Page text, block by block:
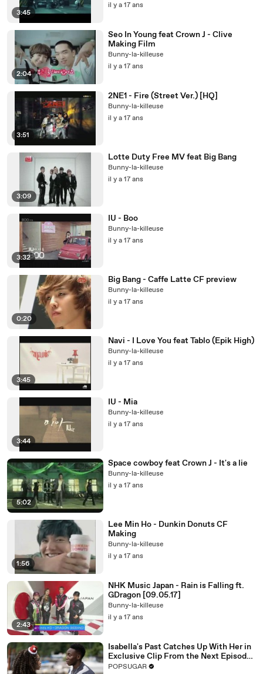
3:45
il y a 17 ans
2:04
Seo In Young feat Crown J - Clive
Making Film
Bunny-la-killeuse
il y a 17 ans
3:51
2NE1 - Fire (Street Ver.) [HQ]
Bunny-la-killeuse
il y a 17 ans
3:09
Lotte Duty Free MV feat Big Bang
Bunny-la-killeuse
il y a 17 ans
3:32
IU - Boo
Bunny-la-killeuse
il y a 17 ans
0:20
Big Bang - Caffe Latte CF preview
Bunny-la-killeuse
il y a 17 ans
3:45
Navi - I Love You feat Tablo (Epik High)
Bunny-la-killeuse
il y a 17 ans
3:44
IU - Mia
Bunny-la-killeuse
il y a 17 ans
5:02
Space cowboy feat Crown J - It's a lie
Bunny-la-killeuse
il y a 17 ans
1:56
Lee Min Ho - Dunkin Donuts CF
Making
Bunny-la-killeuse
il y a 17 ans
2:43
NHK Music Japan - Rain is Falling ft.
GDragon [09.05.17]
Bunny-la-killeuse
il y a 17 ans
Isabella's Past Catches Up With Her in
Exclusive Clip From the Next Episode
of "Cruel Summer"
POPSUGAR